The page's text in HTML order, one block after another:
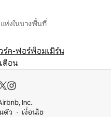
ห่งในบางพื้นที่
ร์ค-ฟอร์พ็อมเมิร์น
ดือน
Inc.
ตัว
เงื่อนไข